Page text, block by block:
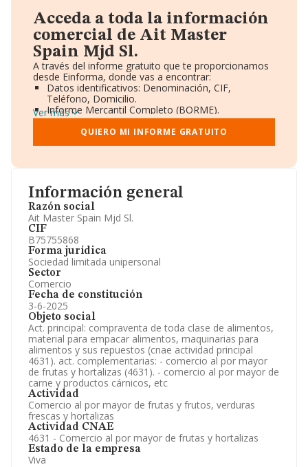
Información general
Razón social
Ait Master Spain Mjd Sl.
CIF
B75755868
Forma jurídica
Sociedad limitada unipersonal
Sector
Comercio
Fecha de constitución
3-6-2025
Objeto social
Act. principal: compraventa de toda clase de alimentos,
material para empacar alimentos, maquinarias para
alimentos y sus repuestos (cnae actividad principal
4631). act. complementarias: - comercio al por mayor
de frutas y hortalizas (4631). - comercio al por mayor de
carne y productos cárnicos, etc
Actividad
Comercio al por mayor de frutas y frutos, verduras
frescas y hortalizas
Actividad CNAE
4631 - Comercio al por mayor de frutas y hortalizas
Estado de la empresa
Viva
Acceda a toda la información
comercial de Ait Master
Spain Mjd Sl.
A través del informe gratuito que te proporcionamos
desde Einforma, donde vas a encontrar:
Datos identificativos: Denominación, CIF,
Teléfono, Domicilio.
Informe Mercantil Completo (BORME).
Gráficos de Evolución Ventas y Empleados.
Consejo de Administración y Administradores.
Directivos y Ejecutivos.
Información oficial y registral complementaria.
Ver más
QUIERO MI INFORME GRATUITO